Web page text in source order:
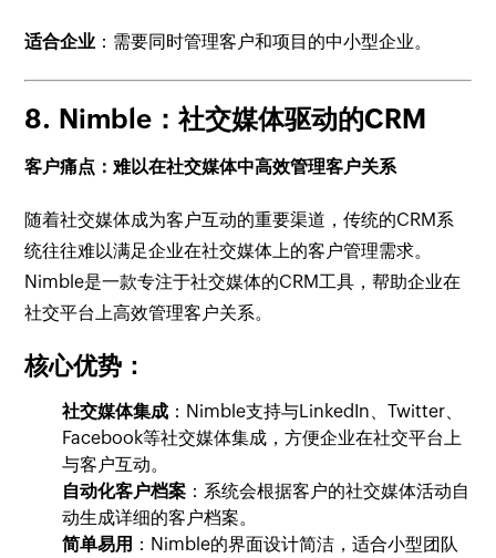
适合企业 ：需要同时管理客户和项目的中小型企业。
8. Nimble：社交媒体驱动的CRM
客户痛点：难以在社交媒体中高效管理客户关系
随着社交媒体成为客户互动的重要渠道，传统的CRM系
统往往难以满足企业在社交媒体上的客户管理需求。
Nimble是一款专注于社交媒体的CRM工具，帮助企业在
社交平台上高效管理客户关系。
核心优势：
社交媒体集成 ：Nimble支持与LinkedIn、Twitter、
Facebook等社交媒体集成，方便企业在社交平台上
与客户互动。
自动化客户档案 ：系统会根据客户的社交媒体活动自
动生成详细的客户档案。
简单易用 ：Nimble的界面设计简洁，适合小型团队